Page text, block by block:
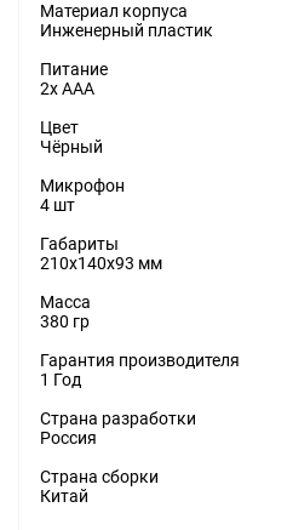
Материал корпуса
Инженерный пластик
Питание
2x AAA
Цвет
Чёрный
Микрофон
4 шт
Габариты
210x140x93 мм
Масса
380 гр
Гарантия производителя
1 Год
Страна разработки
Россия
Страна сборки
Китай